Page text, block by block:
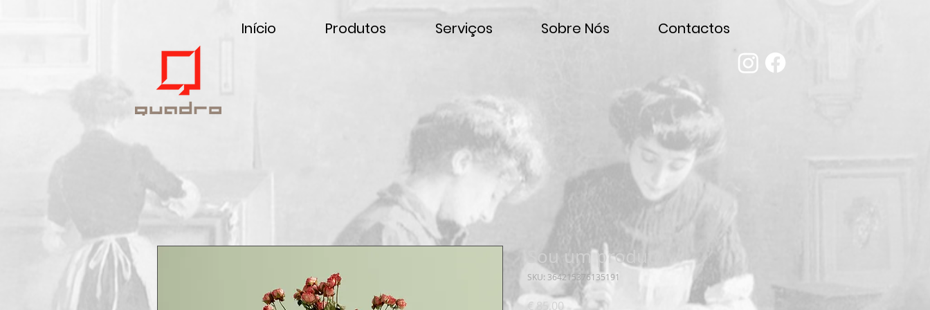
Início Produtos Serviços Sobre Nós Contactos
Sou um produto
SKU: 364215376135191
€ 85,00 Preço